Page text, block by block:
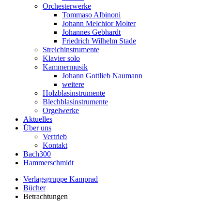
Orchesterwerke
Tommaso Albinoni
Johann Melchior Molter
Johannes Gebhardt
Friedrich Wilhelm Stade
Streichinstrumente
Klavier solo
Kammermusik
Johann Gottlieb Naumann
weitere
Holzblasinstrumente
Blechblasinstrumente
Orgelwerke
Aktuelles
Über uns
Vertrieb
Kontakt
Bach300
Hammerschmidt
Verlagsgruppe Kamprad
Bücher
Betrachtungen